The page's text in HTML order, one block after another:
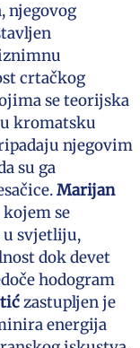
njegovog
crtačkog
se teorijska
kromatsku
njegovim
su ga
Marijan
se
u svjetliju,
dok devet
hodogram
zastupljen je
energija